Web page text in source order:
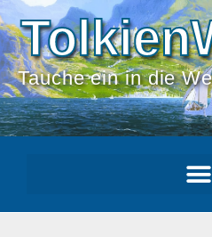
Tauche ein in die